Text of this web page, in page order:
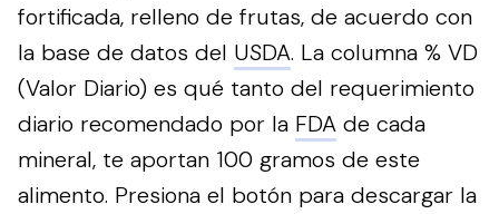
fortificada, relleno de frutas, de acuerdo con
la base de datos del USDA. La columna % VD
(Valor Diario) es qué tanto del requerimiento
diario recomendado por la FDA de cada
mineral, te aportan 100 gramos de este
alimento. Presiona el botón para descargar la